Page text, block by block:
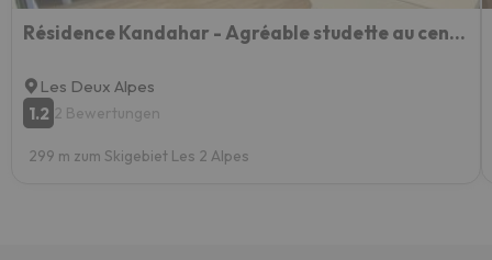
Résidence Kandahar - Agréable studette au centre de la station MAE-5461
Les Deux Alpes
1.2 2 Bewertungen
299 m zum Skigebiet Les 2 Alpes